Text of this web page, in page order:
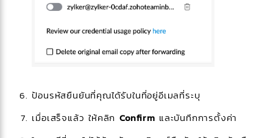
ป้อนรหัสยืนยันที่คุณได้รับในที่อยู่อีเมลที่ระบุ
เมื่อเสร็จแล้ว ให้คลิกConfirm และบันทึกการตั้งค่า